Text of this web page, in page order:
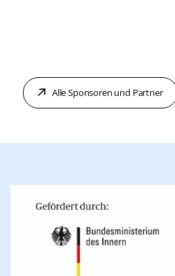
Alle Sponsoren und Partner